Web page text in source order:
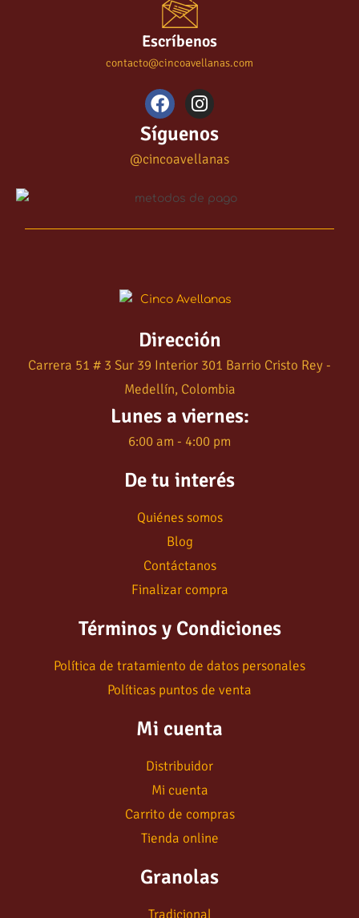
Escríbenos
contacto@cincoavellanas.com
Síguenos
@cincoavellanas
Dirección
Carrera 51 # 3 Sur 39 Interior 301 Barrio Cristo Rey -
Medellín, Colombia
Lunes a viernes:
6:00 am - 4:00 pm
De tu interés
Quiénes somos
Blog
Contáctanos
Finalizar compra
Términos y Condiciones
Política de tratamiento de datos personales
Políticas puntos de venta
Mi cuenta
Distribuidor
Mi cuenta
Carrito de compras
Tienda online
Granolas